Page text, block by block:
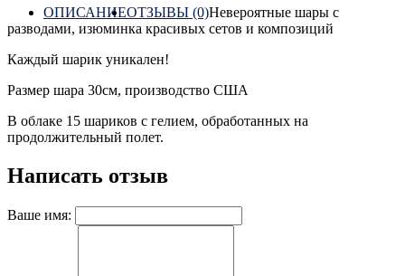
ОПИСАНИЕОТЗЫВЫ (0)Невероятные шары с
разводами, изюминка красивых сетов и композиций
Каждый шарик уникален!
Размер шара 30см, производство США
В облаке 15 шариков с гелием, обработанных на
продолжительный полет.
Написать отзыв
Ваше имя: